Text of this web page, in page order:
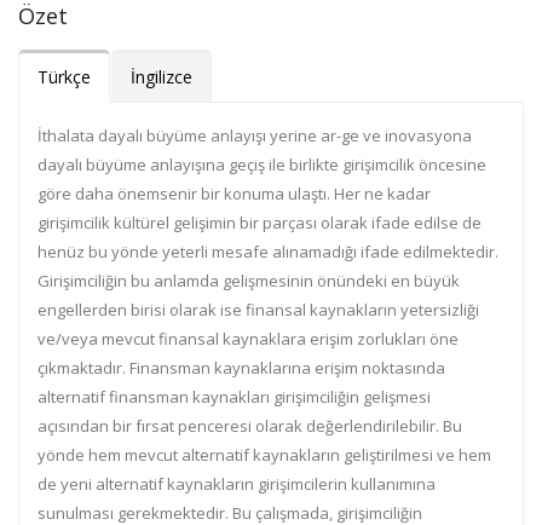
Özet
Türkçe İngilizce
İthalata dayalı büyüme anlayışı yerine ar-ge ve inovasyona
dayalı büyüme anlayışına geçiş ile birlikte girişimcilik öncesine
göre daha önemsenir bir konuma ulaştı. Her ne kadar
girişimcilik kültürel gelişimin bir parçası olarak ifade edilse de
henüz bu yönde yeterli mesafe alınamadığı ifade edilmektedir.
Girişimciliğin bu anlamda gelişmesinin önündeki en büyük
engellerden birisi olarak ise finansal kaynakların yetersizliği
ve/veya mevcut finansal kaynaklara erişim zorlukları öne
çıkmaktadır. Finansman kaynaklarına erişim noktasında
alternatif finansman kaynakları girişimciliğin gelişmesi
açısından bir fırsat penceresi olarak değerlendirilebilir. Bu
yönde hem mevcut alternatif kaynakların geliştirilmesi ve hem
de yeni alternatif kaynakların girişimcilerin kullanımına
sunulması gerekmektedir. Bu çalışmada, girişimciliğin